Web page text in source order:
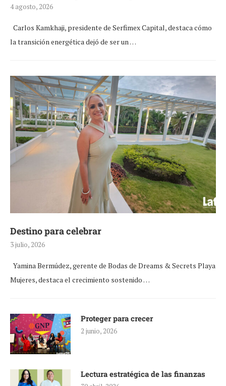
4 agosto, 2026
Carlos Kamkhaji, presidente de Serfimex Capital, destaca cómo
la transición energética dejó de ser un …
Destino para celebrar
3 julio, 2026
Yamina Bermúdez, gerente de Bodas de Dreams & Secrets Playa
Mujeres, destaca el crecimiento sostenido …
Proteger para crecer
2 junio, 2026
Lectura estratégica de las finanzas